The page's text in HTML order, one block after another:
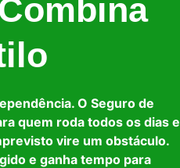
O Seguro de
quem roda todos os dias e
vire um obstáculo.
e ganha tempo para